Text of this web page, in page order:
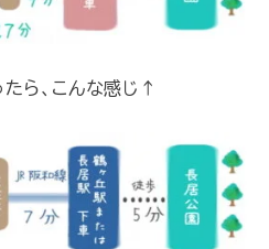
ら、こんな感じ↑